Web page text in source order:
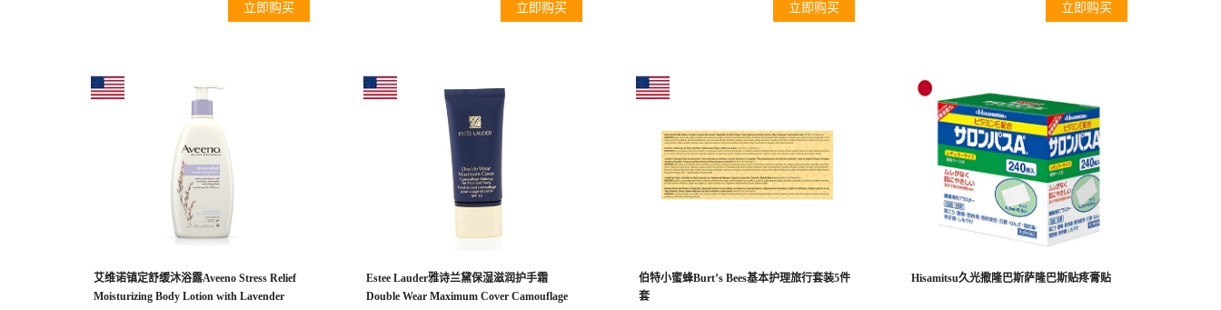
立即购买 立即购买 立即购买 立即购买
艾维诺镇定舒缓沐浴露Aveeno Stress Relief
Moisturizing Body Lotion with Lavender
Estee Lauder雅诗兰黛保湿滋润护手霜
Double Wear Maximum Cover Camouflage
伯特小蜜蜂Burt’s Bees基本护理旅行套装5件
套
Hisamitsu久光撒隆巴斯萨隆巴斯贴疼膏贴